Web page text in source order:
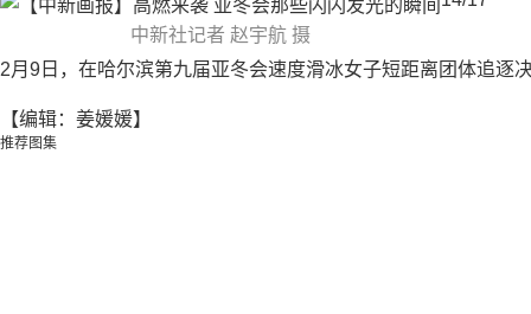
中新社记者 赵宇航 摄
2月9日，在哈尔滨第九届亚冬会速度滑冰女子短距离团体追逐
【编辑：姜媛媛】
推荐图集